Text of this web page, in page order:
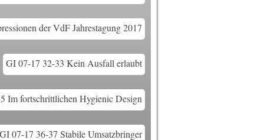
der VdF Jahrestagung 2017
GI 07-17 32-33 Kein Ausfall erlaubt
Im fortschrittlichen Hygienic Design
GI 07-17 36-37 Stabile Umsatzbringer